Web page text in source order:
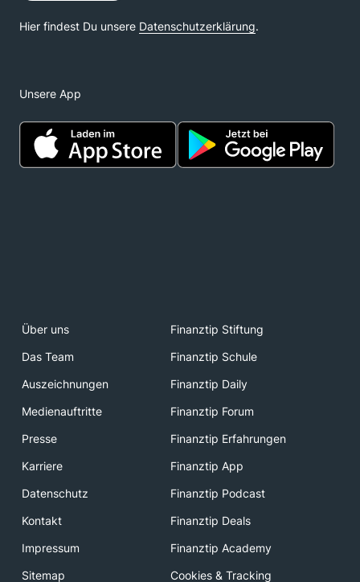
Unsere App
Über uns
Finanztip Stiftung
Das Team
Finanztip Schule
Auszeichnungen
Finanztip Daily
Medienauftritte
Finanztip Forum
Presse
Finanztip Erfahrungen
Karriere
Finanztip App
Datenschutz
Finanztip Podcast
Kontakt
Finanztip Deals
Impressum
Finanztip Academy
Sitemap
Cookies & Tracking